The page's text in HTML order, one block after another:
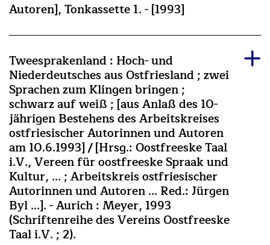
Autoren], Tonkassette 1. - [1993]
Tweesprakenland : Hoch- und
Niederdeutsches aus Ostfriesland ; zwei
Sprachen zum Klingen bringen ;
schwarz auf weiß ; [aus Anlaß des 10-
jährigen Bestehens des Arbeitskreises
ostfriesischer Autorinnen und Autoren
am 10.6.1993] / [Hrsg.: Oostfreeske Taal
i.V., Vereen für oostfreeske Spraak und
Kultur, ... ; Arbeitskreis ostfriesischer
Autorinnen und Autoren ... Red.: Jürgen
Byl ...]. - Aurich : Meyer, 1993
(Schriftenreihe des Vereins Oostfreeske
Taal i.V. ; 2).